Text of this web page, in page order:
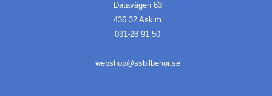
Datavägen 63
436 32 Askim
031-28 91 50
webshop@ssbilbehor.se